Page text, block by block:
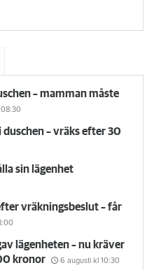
– mamman måste
duschen – vräks efter 30
sin lägenhet
vräkningsbeslut – får
lägenheten – nu kräver
kronor
6 augusti kl 10:30